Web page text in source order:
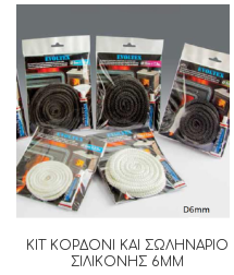
ΚΙΤ ΚΟΡΔΟΝΙ ΚΑΙ ΣΩΛΗΝΑΡΙΟ
ΣΙΛΙΚΟΝΗΣ 6MM